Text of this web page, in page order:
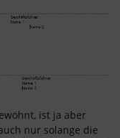
ist ja aber
nur solange die